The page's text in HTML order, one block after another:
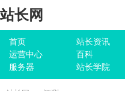
站长网
首页 站长资讯
运营中心
百科
服务器
站长学院